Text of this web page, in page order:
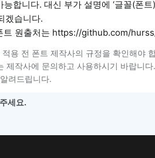
합니다. 대신 부가 설명에 ‘글꼴(폰
겠습니다.
트 원출처는 https://github.com/
용 전 폰트 제작사의 규정을 확인해야
제작사에 문의하고 사용하시기 바랍니다.
려드립니다.
세요.